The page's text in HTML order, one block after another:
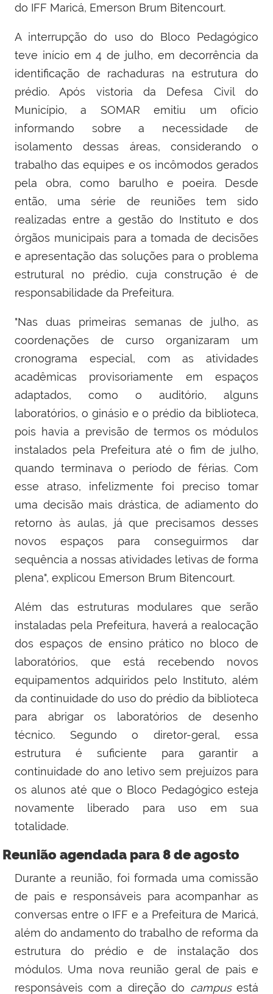
do IFF Maricá, Emerson Brum Bitencourt.
A interrupção do uso do Bloco Pedagógico
teve início em 4 de julho, em decorrência da
identificação de rachaduras na estrutura do
prédio. Após vistoria da Defesa Civil do
Município, a SOMAR emitiu um ofício
informando sobre a necessidade de
isolamento dessas áreas, considerando o
trabalho das equipes e os incômodos gerados
pela obra, como barulho e poeira. Desde
então, uma série de reuniões tem sido
realizadas entre a gestão do Instituto e dos
órgãos municipais para a tomada de decisões
e apresentação das soluções para o problema
estrutural no prédio, cuja construção é de
responsabilidade da Prefeitura.
"Nas duas primeiras semanas de julho, as
coordenações de curso organizaram um
cronograma especial, com as atividades
acadêmicas provisoriamente em espaços
adaptados, como o auditório, alguns
laboratórios, o ginásio e o prédio da biblioteca,
pois havia a previsão de termos os módulos
instalados pela Prefeitura até o fim de julho,
quando terminava o período de férias. Com
esse atraso, infelizmente foi preciso tomar
uma decisão mais drástica, de adiamento do
retorno às aulas, já que precisamos desses
novos espaços para conseguirmos dar
sequência a nossas atividades letivas de forma
plena", explicou Emerson Brum Bitencourt.
Além das estruturas modulares que serão
instaladas pela Prefeitura, haverá a realocação
dos espaços de ensino prático no bloco de
laboratórios, que está recebendo novos
equipamentos adquiridos pelo Instituto, além
da continuidade do uso do prédio da biblioteca
para abrigar os laboratórios de desenho
técnico. Segundo o diretor-geral, essa
estrutura é suficiente para garantir a
continuidade do ano letivo sem prejuízos para
os alunos até que o Bloco Pedagógico esteja
novamente liberado para uso em sua
totalidade.
Reunião agendada para 8 de agosto
Durante a reunião, foi formada uma comissão
de pais e responsáveis para acompanhar as
conversas entre o IFF e a Prefeitura de Maricá,
além do andamento do trabalho de reforma da
estrutura do prédio e de instalação dos
módulos. Uma nova reunião geral de pais e
responsáveis com a direção do campusestá